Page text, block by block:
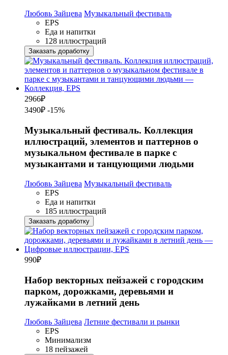
Любовь Зайцева Музыкальный фестиваль
EPS
Еда и напитки
128 иллюстраций
Заказать доработку
2966₽
3490₽ -15%
Музыкальный фестиваль. Коллекция
иллюстраций, элементов и паттернов о
музыкальном фестивале в парке с
музыкантами и танцующими людьми
Любовь Зайцева Музыкальный фестиваль
EPS
Еда и напитки
185 иллюстраций
Заказать доработку
990₽
Набор векторных пейзажей с городским
парком, дорожками, деревьями и
лужайками в летний день
Любовь Зайцева Летние фестивали и рынки
EPS
Минимализм
18 пейзажей